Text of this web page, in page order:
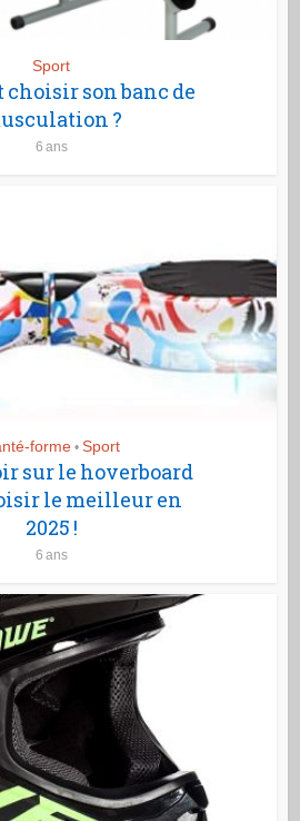
Sport
choisir son banc de
?
6 ans
forme • Sport
sur le hoverboard
le meilleur en
2025 !
6 ans